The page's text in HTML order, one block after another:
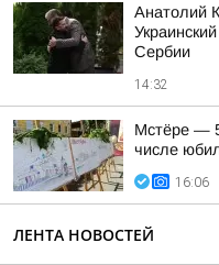
Анатолий
Сербии
14:32
Мстёре —
числе
16:06
ЛЕНТА НОВОСТЕЙ